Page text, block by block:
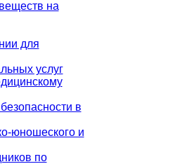
на
для
услуг
в
юношеского и
по